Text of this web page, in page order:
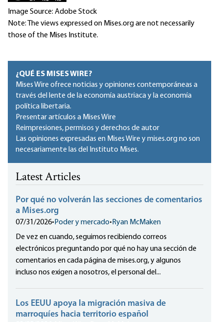
Image Source: Adobe Stock
Note: The views expressed on Mises.org are not necessarily
those of the Mises Institute.
¿QUÉ ES MISES WIRE?
Mises Wire ofrece noticias y opiniones contemporáneas a
través del lente de la economía austriaca y la economía
política libertaria.
Presentar artículos a Mises Wire
Reimpresiones, permisos y derechos de autor
Las opiniones expresadas en Mises Wire y mises.org no son
necesariamente las del Instituto Mises.
Latest Articles
Por qué no volverán las secciones de comentarios
a Mises.org
07/31/2026• Poder y mercado• Ryan McMaken
De vez en cuando, seguimos recibiendo correos
electrónicos preguntando por qué no hay una sección de
comentarios en cada página de mises.org, y algunos
incluso nos exigen a nosotros, el personal del...
Los EEUU apoya la migración masiva de
marroquíes hacia territorio español